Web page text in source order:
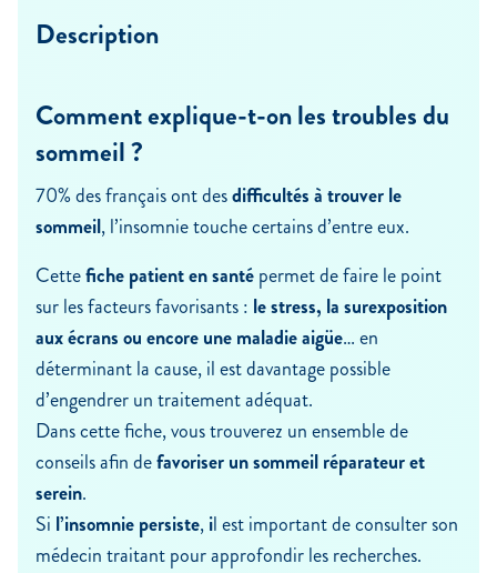
Description
Comment explique-t-on les troubles du
sommeil ?
70% des français ont desdifficultés à trouver le
sommeil, l’insomnie touche certains d’entre eux.
Cettefiche patient en santépermet de faire le point
sur les facteurs favorisants : le stress, la surexposition
aux écrans ou encore une maladie aigüe… en
déterminant la cause, il est davantage possible
d’engendrer un traitement adéquat.
Dans cette fiche, vous trouverez un ensemble de
conseils afin defavoriser un sommeil réparateur et
serein.
Si l’insomnie persiste,il est important de consulter son
médecin traitant pour approfondir les recherches.